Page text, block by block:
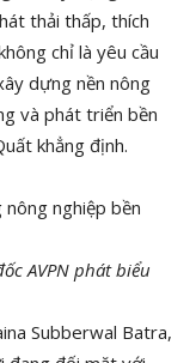
thải thấp, thích
chỉ là yêu cầu
dựng nền nông
và phát triển bền
khẳng định.
AVPN phát biểu
Subberwal Batra,